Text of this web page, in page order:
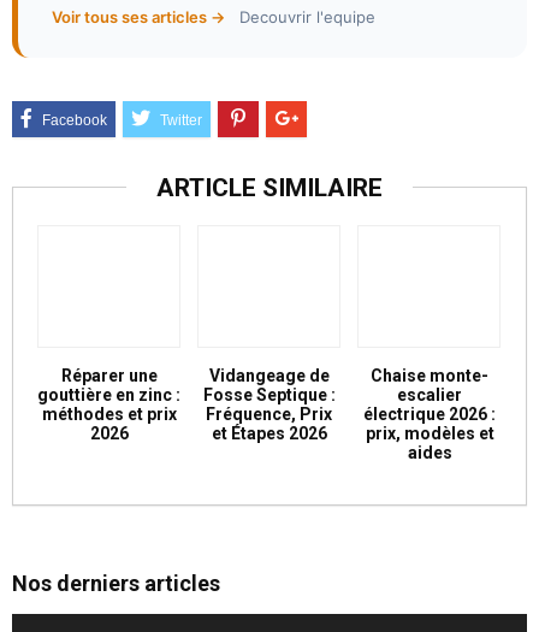
Voir tous ses articles → Decouvrir l'equipe
ARTICLE SIMILAIRE
Réparer une
gouttière en zinc :
méthodes et prix
2026
Vidangeage de
Fosse Septique :
Fréquence, Prix
et Étapes 2026
Chaise monte-
escalier
électrique 2026 :
prix, modèles et
aides
Nos derniers articles